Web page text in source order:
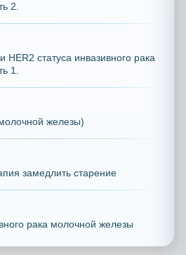
2.
HER2 статуса инвазивного рака
1.
железы)
замедлить старение
рака молочной железы